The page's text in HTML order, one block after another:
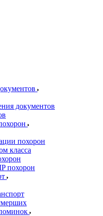
документов
похорон
класса
похорон